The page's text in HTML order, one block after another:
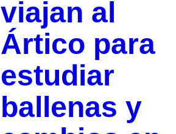
viajan al
Ártico para
estudiar
ballenas y